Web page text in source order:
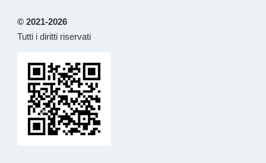
© 2021-2026
Tutti i diritti riservati